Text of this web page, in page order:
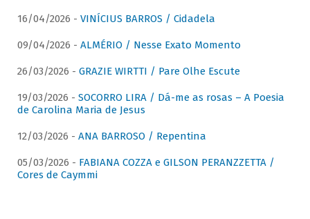
16/04/2026 - VINÍCIUS BARROS / Cidadela
09/04/2026 - ALMÉRIO / Nesse Exato Momento
26/03/2026 - GRAZIE WIRTTI / Pare Olhe Escute
19/03/2026 - SOCORRO LIRA / Dá-me as rosas – A Poesia
de Carolina Maria de Jesus
12/03/2026 - ANA BARROSO / Repentina
05/03/2026 - FABIANA COZZA e GILSON PERANZZETTA /
Cores de Caymmi